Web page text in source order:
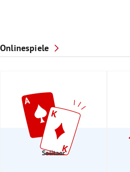
Onlinespiele
Solitaer